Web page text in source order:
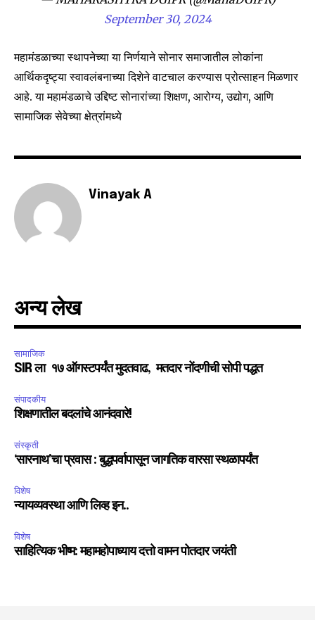
6,300 32,111 75
September 30, 2024
महामंडळाच्या स्थापनेच्या या निर्णयाने सोनार समाजातील लोकांना
आर्थिकदृष्ट्या स्वावलंबनाच्या दिशेने वाटचाल करण्यास प्रोत्साहन मिळणार
आहे. या महामंडळाचे उद्दिष्ट सोनारांच्या शिक्षण, आरोग्य, उद्योग, आणि
सामाजिक सेवेच्या क्षेत्रांमध्ये
Vinayak A
अन्य लेख
सामाजिक
SIR ला १७ ऑगस्टपर्यंत मुदतवाढ, मतदार नोंदणीची सोपी पद्धत
संपादकीय
शिक्षणातील बदलांचे आनंदवारे!
संस्कृती
‘सारनाथ’चा प्रवास : बुद्धपर्वापासून जागतिक वारसा स्थळापर्यंत
विशेष
न्यायव्यवस्था आणि लिव्ह इन..
विशेष
साहित्यिक भीष्म: महामहोपाध्याय दत्तो वामन पोतदार जयंती